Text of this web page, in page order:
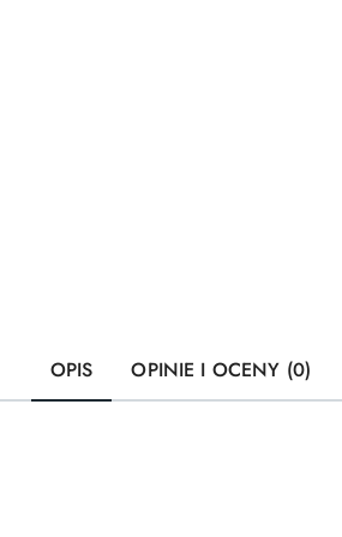
OPIS OPINIE I OCENY (0)